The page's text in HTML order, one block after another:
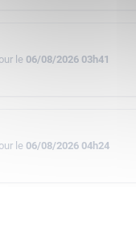
le 06/08/2026 03h41
le 06/08/2026 04h24